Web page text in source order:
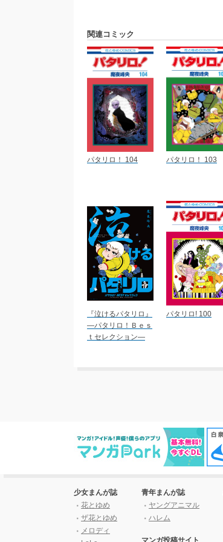
関連コミック
パタリロ！ 104 パタリロ！ 103
『泣けるパタリロ』
―パタリロ！Ｂｅｓ
ｔセレクション―
パタリロ! 100
少女まんが誌
花とゆめ
ザ花とゆめ
メロディ
青年まんが誌
ヤングアニマル
ハレム
マンガ投稿サイト